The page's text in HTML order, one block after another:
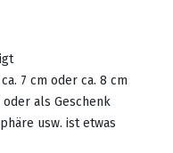
7 cm oder ca. 8 cm
als Geschenk
usw. ist etwas